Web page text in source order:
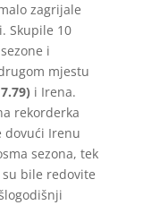
zagrijale
Skupile 10
i
mjestu
i Irena.
rekorderka
dovući Irenu
sezona, tek
bile redovite